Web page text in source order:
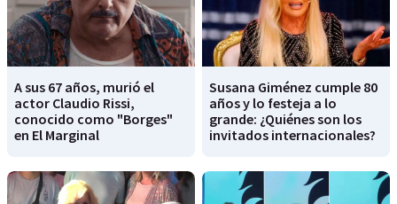
A sus 67 años, murió el
actor Claudio Rissi,
conocido como "Borges"
en El Marginal
Susana Giménez cumple 80
años y lo festeja a lo
grande: ¿Quiénes son los
invitados internacionales?